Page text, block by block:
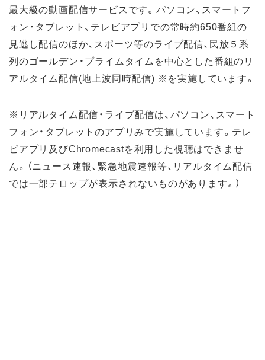
最大級の動画配信サービスです。パソコン、スマートフ
ォン・タブレット、テレビアプリでの常時約650番組の
見逃し配信のほか、スポーツ等のライブ配信、民放５系
列のゴールデン・プライムタイムを中心とした番組のリ
アルタイム配信(地上波同時配信) ※を実施しています。
※リアルタイム配信・ライブ配信は、パソコン、スマート
フォン・タブレットのアプリみで実施しています。テレ
ビアプリ及びChromecastを利用した視聴はできませ
ん。（ニュース速報、緊急地震速報等、リアルタイム配信
では一部テロップが表示されないものがあります。）